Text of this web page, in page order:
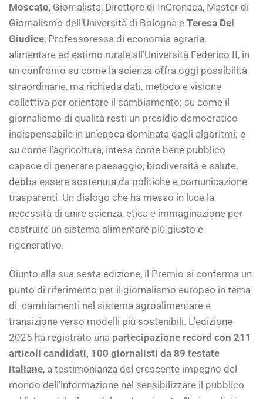
Moscato, Giornalista, Direttore di InCronaca, Master di
Giornalismo dell’Università di Bologna e Teresa Del
Giudice, Professoressa di economia agraria,
alimentare ed estimo rurale all’Università Federico II, in
un confronto su come la scienza offra oggi possibilità
straordinarie, ma richieda dati, metodo e visione
collettiva per orientare il cambiamento; su come il
giornalismo di qualità resti un presidio democratico
indispensabile in un’epoca dominata dagli algoritmi; e
su come l’agricoltura, intesa come bene pubblico
capace di generare paesaggio, biodiversità e salute,
debba essere sostenuta da politiche e comunicazione
trasparenti. Un dialogo che ha messo in luce la
necessità di unire scienza, etica e immaginazione per
costruire un sistema alimentare più giusto e
rigenerativo.
Giunto alla sua sesta edizione, il Premio si conferma un
punto di riferimento per il giornalismo europeo in tema
di cambiamenti nel sistema agroalimentare e
transizione verso modelli più sostenibili. L’edizione
2025 ha registrato una partecipazione record con 211
articoli candidati, 100 giornalisti da 89 testate
italiane, a testimonianza del crescente impegno del
mondo dell’informazione nel sensibilizzare il pubblico